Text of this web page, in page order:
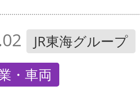
JR東海グループ
・車両